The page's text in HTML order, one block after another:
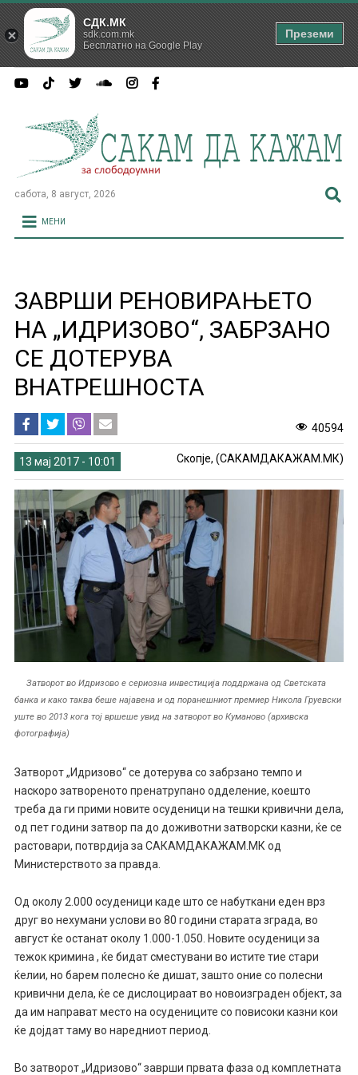
сабота, 8 август, 2026
МЕНИ
ЗАВРШИ РЕНОВИРАЊЕТО
НА „ИДРИЗОВО“, ЗАБРЗАНО
СЕ ДОТЕРУВА
ВНАТРЕШНОСТА
40594
13 мај 2017 - 10:01 Скопје, (САКАМДАКАЖАМ.МК)
Затворот во Идризово е сериозна инвестиција поддржана од Светската
банка и како таква беше најавена и од поранешниот премиер Никола Груевски
уште во 2013 кога тој вршеше увид на затворот во Куманово (архивска
фотографија)
Затворот „Идризово“ се дотерува со забрзано темпо и
наскоро затвореното пренатрупано одделение, коешто
треба да ги прими новите осуденици на тешки кривични дела,
од пет години затвор па до доживотни затворски казни, ќе се
растовари, потврдија за САКАМДАКАЖАМ.МК од
Министерството за правда.
Од околу 2.000 осуденици каде што се набуткани еден врз
друг во нехумани услови во 80 години старата зграда, во
август ќе останат околу 1.000-1.050. Новите осуденици за
тежок кримина , ќе бидат сместувани во истите тие стари
ќелии, но барем полесно ќе дишат, зашто оние со полесни
кривични дела, ќе се дислоцираат во новоизграден објект, за
да им направат место на осудениците со повисоки казни кои
ќе дојдат таму во наредниот период.
Во затворот „Идризово“ заврши првата фаза од комплетната
СДК.МК
sdk.com.mk
Бесплатно на Google Play
Преземи